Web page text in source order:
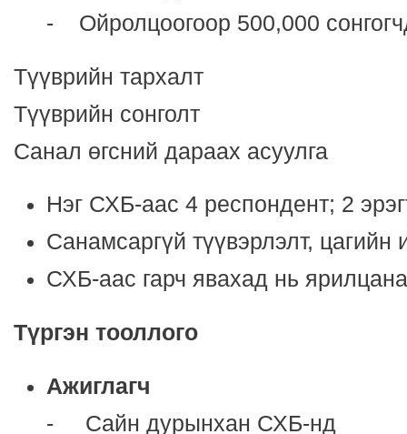
- Ойролцоогоор 500,000
Түүврийн тархалт
Түүврийн сонголт
Санал өгсний дараах асуулга
Нэг СХБ-аас 4 респондент; 2
Санамсаргүй түүвэрлэлт, цагийн
СХБ-аас гарч явахад нь ярилцана
Түргэн тооллого
Ажиглагч
- Сайн дурынхан СХБ-нд